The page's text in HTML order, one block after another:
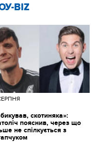
BIZ
скотиняка»:
пояснив, через що
не спілкується з